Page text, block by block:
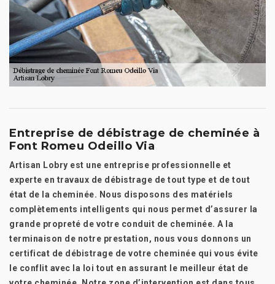
Entreprise de débistrage de cheminée à
Font Romeu Odeillo Via
Artisan Lobry est une entreprise professionnelle et
experte en travaux de débistrage de tout type et de tout
état de la cheminée. Nous disposons des matériels
complètements intelligents qui nous permet d’assurer la
grande propreté de votre conduit de cheminée. A la
terminaison de notre prestation, nous vous donnons un
certificat de débistrage de votre cheminée qui vous évite
le conflit avec la loi tout en assurant le meilleur état de